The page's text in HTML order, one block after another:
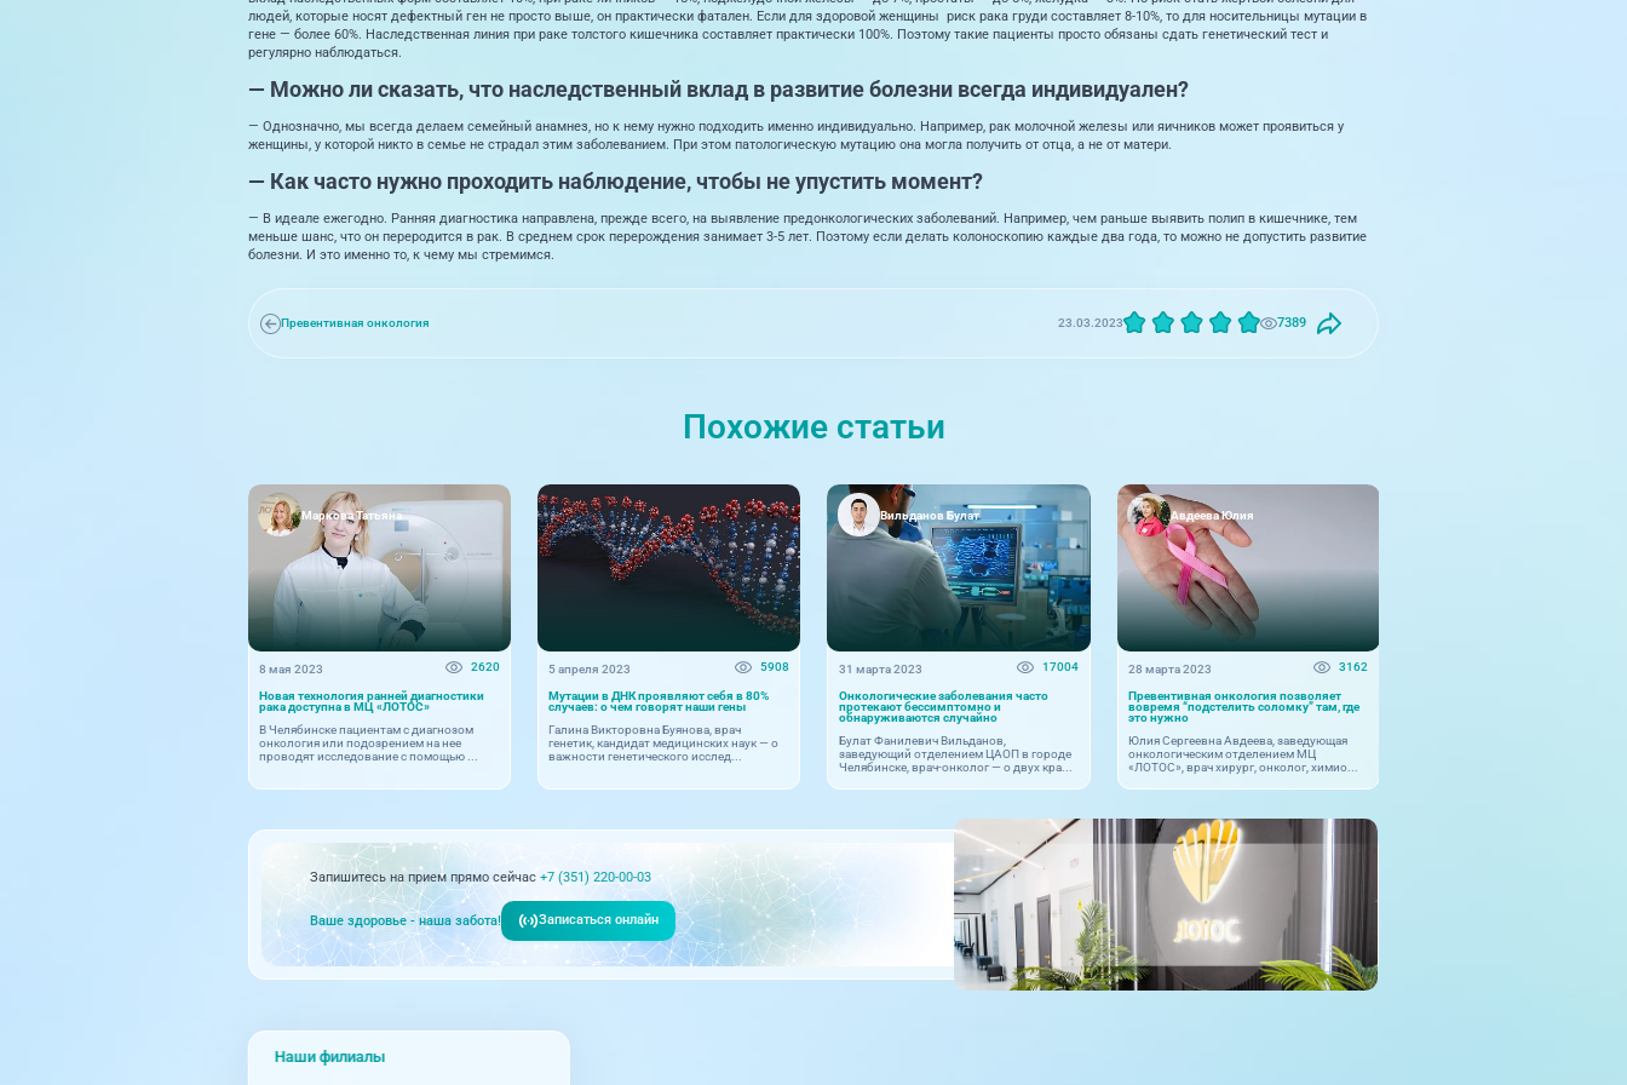
людей, которые носят дефектный ген не просто выше, он практически фатален. Если для здоровой женщины риск рака груди составляет 8-10%, то для носительницы мутации в
гене — более 60%. Наследственная линия при раке толстого кишечника составляет практически 100%. Поэтому такие пациенты просто обязаны сдать генетический тест и
регулярно наблюдаться.
— Можно ли сказать, что наследственный вклад в развитие болезни всегда индивидуален?
— Однозначно, мы всегда делаем семейный анамнез, но к нему нужно подходить именно индивидуально. Например, рак молочной железы или яичников может проявиться у
женщины, у которой никто в семье не страдал этим заболеванием. При этом патологическую мутацию она могла получить от отца, а не от матери.
— Как часто нужно проходить наблюдение, чтобы не упустить момент?
— В идеале ежегодно. Ранняя диагностика направлена, прежде всего, на выявление предонкологических заболеваний. Например, чем раньше выявить полип в кишечнике, тем
меньше шанс, что он переродится в рак. В среднем срок перерождения занимает 3-5 лет. Поэтому если делать колоноскопию каждые два года, то можно не допустить развитие
болезни. И это именно то, к чему мы стремимся.
Превентивная онкология 23.03.2023 7389
Похожие статьи
Маркова Татьяна
8 мая 2023 2620
Новая технология ранней диагностики
рака доступна в МЦ «ЛОТОС»
В Челябинске пациентам с диагнозом
онкология или подозрением на нее
проводят исследование с помощью ...
5 апреля 2023 5908
Мутации в ДНК проявляют себя в 80%
случаев: о чем говорят наши гены
Галина Викторовна Буянова, врач
генетик, кандидат медицинских наук — о
важности генетического исслед...
Вильданов Булат
31 марта 2023 17004
Онкологические заболевания часто
протекают бессимптомно и
обнаруживаются случайно
Булат Фанилевич Вильданов,
заведующий отделением ЦАОП в городе
Челябинске, врач-онколог — о двух кра...
Авдеева Юлия
28 марта 2023 3162
Превентивная онкология позволяет
вовремя “подстелить соломку” там, где
это нужно
Юлия Сергеевна Авдеева, заведующая
онкологическим отделением МЦ
«ЛОТОС», врач хирург, онколог, химио...
Запишитесь на прием прямо сейчас+7 (351) 220-00-03
Ваше здоровье - наша забота! Записаться онлайн
Наши филиалы